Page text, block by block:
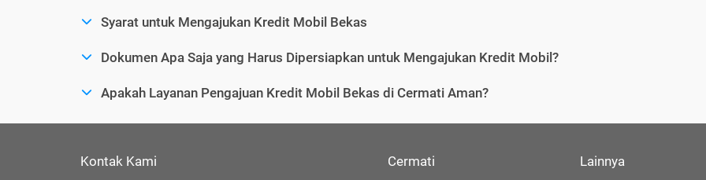
Syarat untuk Mengajukan Kredit Mobil Bekas
Dokumen Apa Saja yang Harus Dipersiapkan untuk Mengajukan Kredit Mobil?
Apakah Layanan Pengajuan Kredit Mobil Bekas di Cermati Aman?
Kontak Kami Cermati Lainnya